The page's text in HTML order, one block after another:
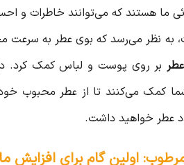
ما هستند که می‌توانند خاطرات و
به نظر می‌رسد که بوی عطر به
بر روی پوست و لباس کمک کرد.
شما کمک می‌کنند تا از عطر محبوب
عطر خواهید داشت.